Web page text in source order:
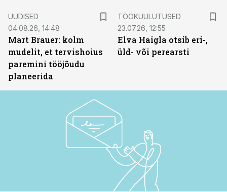
UUDISED
04.08.26, 14:48
Mart Brauer: kolm
mudelit, et tervishoius
paremini tööjõudu
planeerida
TÖÖKUULUTUSED
23.07.26, 12:55
Elva Haigla otsib eri-,
üld- või perearsti